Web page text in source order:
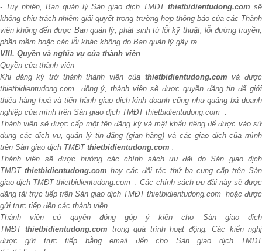
- Tuy nhiên, Ban quản lý Sàn giao dịch TMĐTthietbidientudong.comsẽ
không chịu trách nhiệm giải quyết trong trường hợp thông báo của các Thành
viên không đến được Ban quản lý, phát sinh từ lỗi kỹ thuật, lỗi đường truyền,
phần mềm hoặc các lỗi khác không do Ban quản lý gây ra.
VIII. Quyền và nghĩa vụ của thành viên
Quyền của thành viên
Khi đăng ký trở thành thành viên của thietbidientudong.comvà được
thietbidientudong.com đồng ý, thành viên sẽ được quyền đăng tin để giới
thiệu hàng hoá và tiến hành giao dịch kinh doanh cũng như quảng bá doanh
nghiệp của mình trên Sàn giao dịch TMĐT thietbidientudong.com .
Thành viên sẽ được cấp một tên đăng ký và mật khẩu riêng để được vào sử
dụng các dịch vụ, quản lý tin đăng (gian hàng) và các giao dịch của mình
trên Sàn giao dịch TMĐT thietbidientudong.com .
Thành viên sẽ được hưởng các chính sách ưu đãi do Sàn giao dịch
TMĐTthietbidientudong.comhay các đối tác thứ ba cung cấp trên Sàn
giao dịch TMĐT thietbidientudong.com . Các chính sách ưu đãi này sẽ được
đăng tải trực tiếp trên Sàn giao dịch TMĐT thietbidientudong.com hoặc được
gửi trực tiếp đến các thành viên.
Thành viên có quyền đóng góp ý kiến cho Sàn giao dịch
TMĐTthietbidientudong.com trong quá trình hoạt động. Các kiến nghị
được gửi trực tiếp bằng email đến cho Sàn giao dịch TMĐT